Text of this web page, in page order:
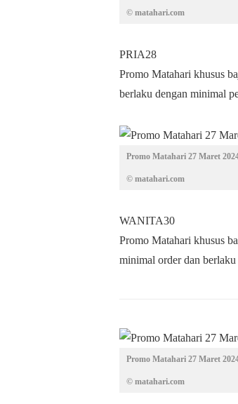
© matahari.com
PRIA28
Promo Matahari khusus
berlaku dengan minimal
Promo Matahari 27 Maret
© matahari.com
WANITA30
Promo Matahari khusus
minimal order dan
Promo Matahari 27 Maret
© matahari.com